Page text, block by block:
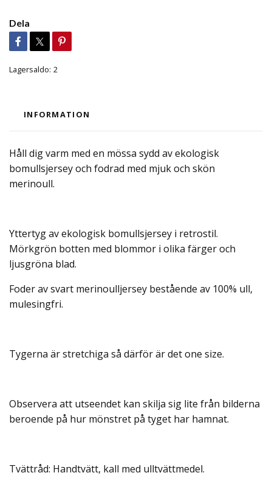
Dela
Lagersaldo: 2
INFORMATION
Håll dig varm med en mössa sydd av ekologisk
bomullsjersey och fodrad med mjuk och skön
merinoull.
Yttertyg av ekologisk bomullsjersey i retrostil.
Mörkgrön botten med blommor i olika färger och
ljusgröna blad.
Foder av svart merinoulljersey bestående av 100% ull,
mulesingfri.
Tygerna är stretchiga så därför är det one size.
Observera att utseendet kan skilja sig lite från bilderna
beroende på hur mönstret på tyget har hamnat.
Tvättråd: Handtvätt, kall med ulltvättmedel.